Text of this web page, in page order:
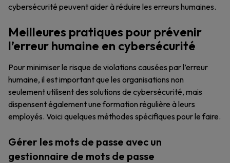
cybersécurité peuvent aider à réduire les erreurs humaines.
Meilleures pratiques pour prévenir
l’erreur humaine en cybersécurité
Pour minimiser le risque de violations causées par l’erreur
humaine, il est important que les organisations non
seulement utilisent des solutions de cybersécurité, mais
dispensent également une formation régulière à leurs
employés. Voici quelques méthodes spécifiques pour le faire.
Gérer les mots de passe avec un
gestionnaire de mots de passe